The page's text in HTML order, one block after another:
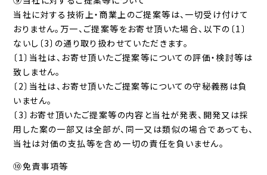
当社に対する技術上・商業上のご提案等は、一切受け付けて
おりません。万一、ご提案等をお寄せ頂いた場合、以下の〔1〕
ないし〔3〕の通り取り扱わせていただきます。
〔1〕当社は、お寄せ頂いたご提案等についての評価・検討等は
致しません。
〔2〕当社は、お寄せ頂いたご提案等についての守秘義務は負
いません。
〔3〕お寄せ頂いたご提案等の内容と当社が発表、開発又は採
用した案の一部又は全部が、同一又は類似の場合であっても、
当社は対価の支払等を含め一切の責任を負いません。
⑩免責事項等